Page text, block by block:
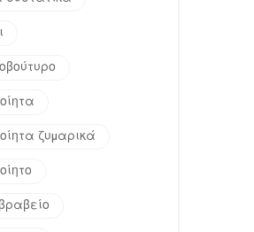
ζυμαρικά